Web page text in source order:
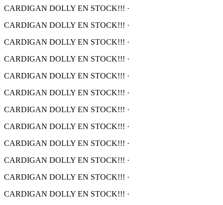
CARDIGAN DOLLY EN STOCK!!! ·
CARDIGAN DOLLY EN STOCK!!! ·
CARDIGAN DOLLY EN STOCK!!! ·
CARDIGAN DOLLY EN STOCK!!! ·
CARDIGAN DOLLY EN STOCK!!! ·
CARDIGAN DOLLY EN STOCK!!! ·
CARDIGAN DOLLY EN STOCK!!! ·
CARDIGAN DOLLY EN STOCK!!! ·
CARDIGAN DOLLY EN STOCK!!! ·
CARDIGAN DOLLY EN STOCK!!! ·
CARDIGAN DOLLY EN STOCK!!! ·
CARDIGAN DOLLY EN STOCK!!! ·